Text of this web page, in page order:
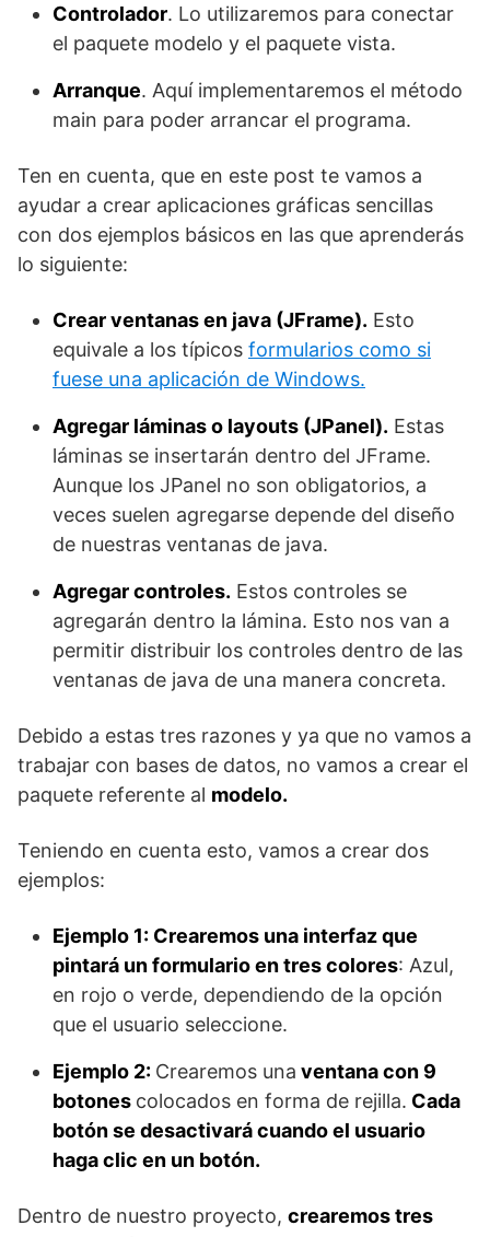
Controlador. Lo utilizaremos para conectar
el paquete modelo y el paquete vista.
Arranque. Aquí implementaremos el método
main para poder arrancar el programa.
Ten en cuenta, que en este post te vamos a
ayudar a crear aplicaciones gráficas sencillas
con dos ejemplos básicos en las que aprenderás
lo siguiente:
Crear ventanas en java (JFrame). Esto
equivale a los típicos formularios como si
fuese una aplicación de Windows.
Agregar láminas o layouts (JPanel). Estas
láminas se insertarán dentro del JFrame.
Aunque los JPanel no son obligatorios, a
veces suelen agregarse depende del diseño
de nuestras ventanas de java.
Agregar controles. Estos controles se
agregarán dentro la lámina. Esto nos van a
permitir distribuir los controles dentro de las
ventanas de java de una manera concreta.
Debido a estas tres razones y ya que no vamos a
trabajar con bases de datos, no vamos a crear el
paquete referente al modelo.
Teniendo en cuenta esto, vamos a crear dos
ejemplos:
Ejemplo 1: Crearemos una interfaz que
pintará un formulario en tres colores: Azul,
en rojo o verde, dependiendo de la opción
que el usuario seleccione.
Ejemplo 2: Crearemos una ventana con 9
botones colocados en forma de rejilla. Cada
botón se desactivará cuando el usuario
haga clic en un botón.
Dentro de nuestro proyecto, crearemos tres